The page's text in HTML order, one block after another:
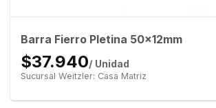
Barra Fierro Pletina 50x12mm
$37.940/ Unidad
Sucursal Weitzler: Casa Matriz